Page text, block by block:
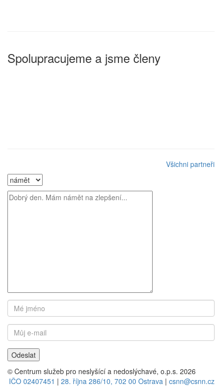
Spolupracujeme a jsme členy
Všichni partneři
© Centrum služeb pro neslyšící a nedoslýchavé, o.p.s. 2026
IČO 02407451 | 28. října 286/10, 702 00 Ostrava | csnn@csnn.cz